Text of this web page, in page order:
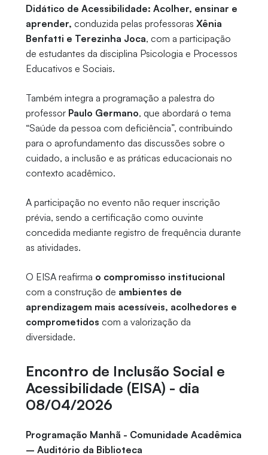
Didático de Acessibilidade: Acolher, ensinar e
aprender, conduzida pelas professoras Xênia
Benfatti e Terezinha Joca, com a participação
de estudantes da disciplina Psicologia e Processos
Educativos e Sociais.
Também integra a programação a palestra do
professor Paulo Germano, que abordará o tema
“Saúde da pessoa com deficiência”, contribuindo
para o aprofundamento das discussões sobre o
cuidado, a inclusão e as práticas educacionais no
contexto acadêmico.
A participação no evento não requer inscrição
prévia, sendo a certificação como ouvinte
concedida mediante registro de frequência durante
as atividades.
O EISA reafirma o compromisso institucional
com a construção de ambientes de
aprendizagem mais acessíveis, acolhedores e
comprometidos com a valorização da
diversidade.
Encontro de Inclusão Social e
Acessibilidade (EISA) - dia
08/04/2026
Programação Manhã - Comunidade Acadêmica
– Auditório da Biblioteca